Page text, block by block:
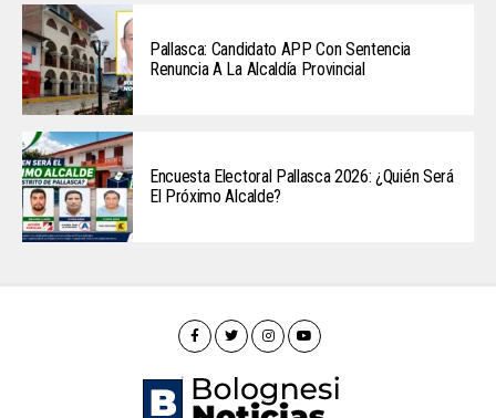
Pallasca: Candidato APP Con Sentencia
Renuncia A La Alcaldía Provincial
Encuesta Electoral Pallasca 2026: ¿Quién Será
El Próximo Alcalde?